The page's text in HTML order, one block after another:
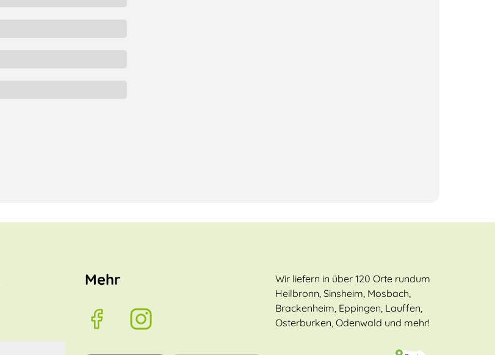
Mehr
Wir liefern in über 120 Orte rundum
Heilbronn, Sinsheim, Mosbach,
Brackenheim, Eppingen, Lauffen,
Osterburken, Odenwald und mehr!